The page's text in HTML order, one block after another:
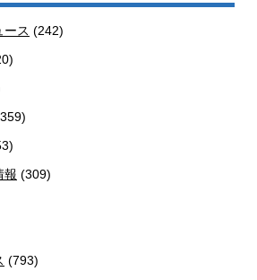
ース (242)
報 (309)
(793)